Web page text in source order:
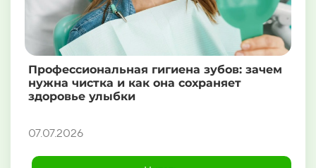
Профессиональная гигиена зубов: зачем
нужна чистка и как она сохраняет
здоровье улыбки
07.07.2026